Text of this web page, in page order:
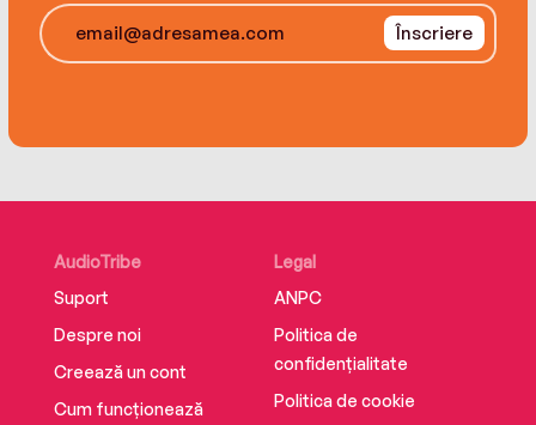
Înscriere
AudioTribe
Suport
Despre noi
Creează un cont
Cum funcționează
Legal
ANPC
Politica de
confidențialitate
Politica de cookie